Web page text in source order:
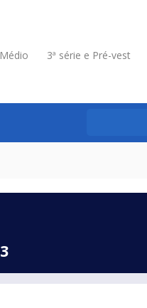
Médio 3ª série e Pré-vest